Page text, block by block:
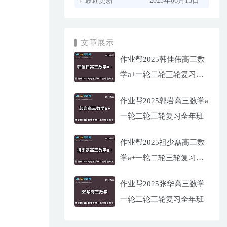
文章展示
作业帮2025韩佳伟高三数
学a+一轮二轮三轮复习全
作业帮2025郭岩高三数学a
一轮二轮三轮复习全年班
作业帮2025祖少磊高三数
学a+一轮二轮三轮复习全
作业帮2025张华高三数学
一轮二轮三轮复习全年班